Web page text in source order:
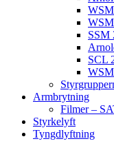
WSM
SSM
SCL
Armbrytning
Filmer –
Styrkelyft
Tyngdlyftning